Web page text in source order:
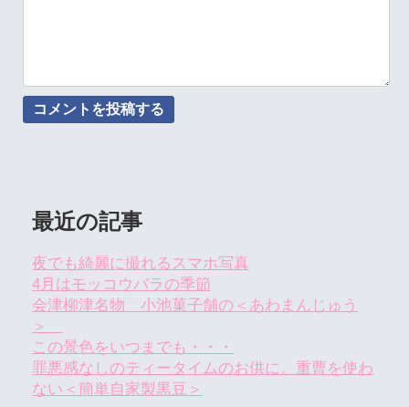
最近の記事
夜でも綺麗に撮れるスマホ写真
4月はモッコウバラの季節
会津柳津名物 小池菓子舗の＜あわまんじゅう
＞
この景色をいつまでも・・・
罪悪感なしのティータイムのお供に。重曹を使わ
ない＜簡単自家製黒豆＞